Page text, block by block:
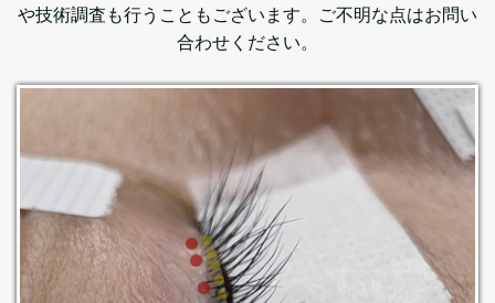
や技術調査も行うこともございます。
ご不明な点はお問い
合わせください。